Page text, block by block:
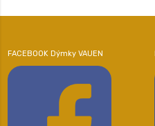
FACEBOOK Dýmky VAUEN